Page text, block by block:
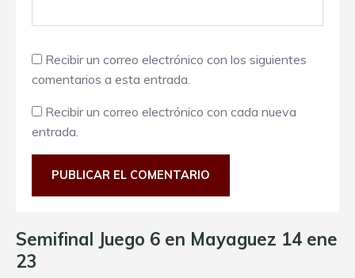
Recibir un correo electrónico con los siguientes
comentarios a esta entrada.
Recibir un correo electrónico con cada nueva
entrada.
Semifinal Juego 6 en Mayaguez 14 ene
23